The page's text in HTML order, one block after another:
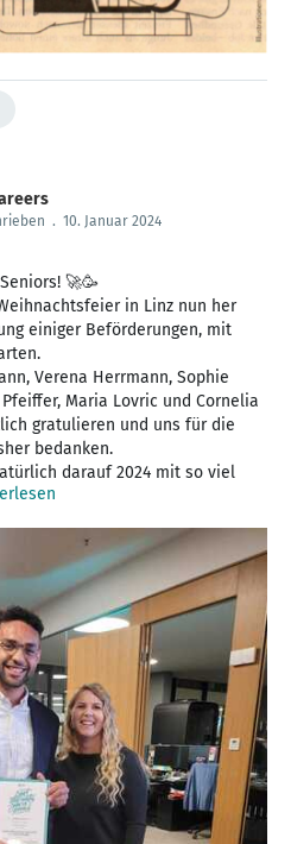
. 10. Januar 2024
🚀🥳
in Linz nun her
einiger Beförderungen, mit
Verena Herrmann, Sophie
Maria Lovric und Cornelia
gratulieren und uns für die
bedanken.
darauf 2024 mit so viel